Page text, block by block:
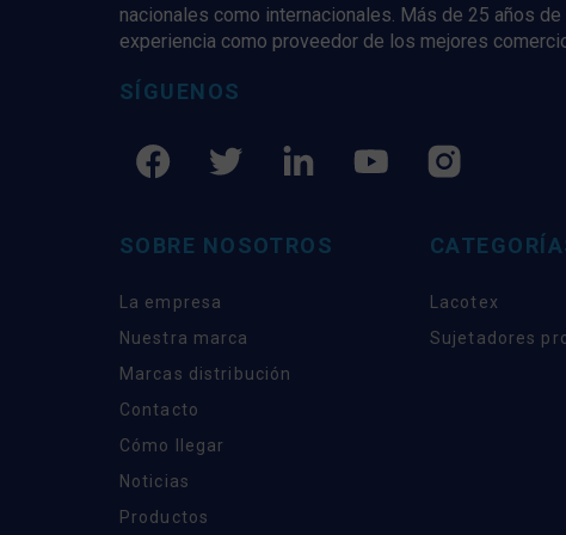
nacionales como internacionales. Más de 25 años de
experiencia como proveedor de los mejores
SÍGUENOS
SOBRE NOSOTROS
La empresa
Nuestra marca
Marcas distribución
Contacto
Cómo llegar
Noticias
Productos
Lacotex
Sujetadores